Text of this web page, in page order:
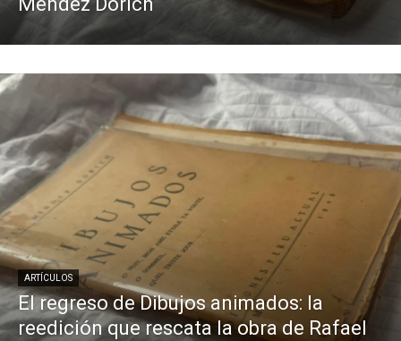
ARTÍCULOS
El regreso de Dibujos animados: la
reedición que rescata la obra de Rafael